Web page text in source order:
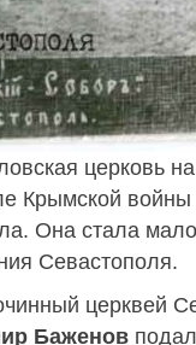
церковь
Крымской войны
Она стала
Севастополя.
церквей
Баженов